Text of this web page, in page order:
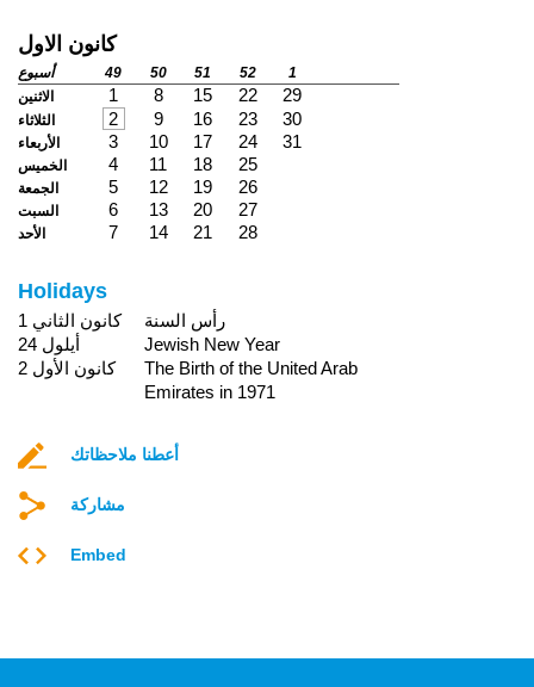
كانون الاول
أسبوع 49 50 51 52
1
الاثنين
1 8 15 22 29
الثلاثاء 2 9 16 23 30
الأربعاء 3 10 17 24 31
الخميس 4 11 18 25
الجمعة 5 12 19 26
السبت 6 13 20 27
الأحد 7 14 21 28
Holidays
1 كانون الثاني
رأس السنة
24 أيلول
Jewish New Year
2 كانون الأول
The Birth of the United Arab
Emirates in 1971
أعطنا ملاحظاتك
مشاركة
Embed